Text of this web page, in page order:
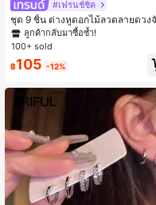
#เฟรนช์ชิค
ชุด 9 ชิ้น ต่างหูดอกไม้ลวดลายดวงจั
ร์อย่างน้อยต่างหูโครงกรอบกลมเรขา
ณิตประดับเพชรประดับมุกสง่างามรับ
นได้กับการใส่ประจำวันและเทศกาล
ลูกค้ากลับมาซื้อซ้ำ!
100+ sold
฿105 -12%